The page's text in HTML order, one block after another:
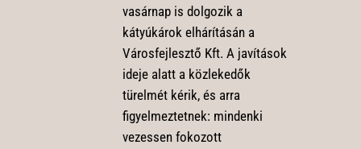
vasárnap is dolgozik a
kátyúkárok elhárításán a
Városfejlesztő Kft. A javítások
ideje alatt a közlekedők
türelmét kérik, és arra
figyelmeztetnek: mindenki
vezessen fokozott